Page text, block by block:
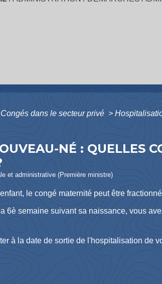
Congés dans le secteur privé >
NÉ : QUELLES
et administrative (Première ministre)
le congé maternité peut être
6èsemaine suivant sa naissance, vous
à la date de sortie de l'hospitalisation de